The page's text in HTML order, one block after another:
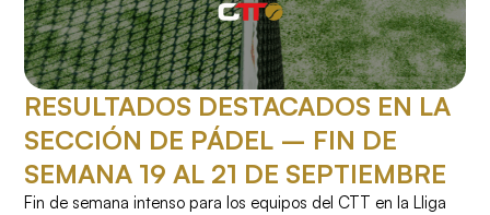
RESULTADOS DESTACADOS EN LA
SECCIÓN DE PÁDEL – FIN DE
SEMANA 19 AL 21 DE SEPTIEMBRE
Fin de semana intenso para los equipos del CTT en la Lliga